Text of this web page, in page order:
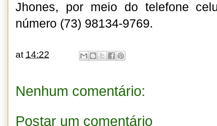
Jhones, por meio do telefone
número (73) 98134-9769.
at 14:22
Nenhum comentário:
Postar um comentário